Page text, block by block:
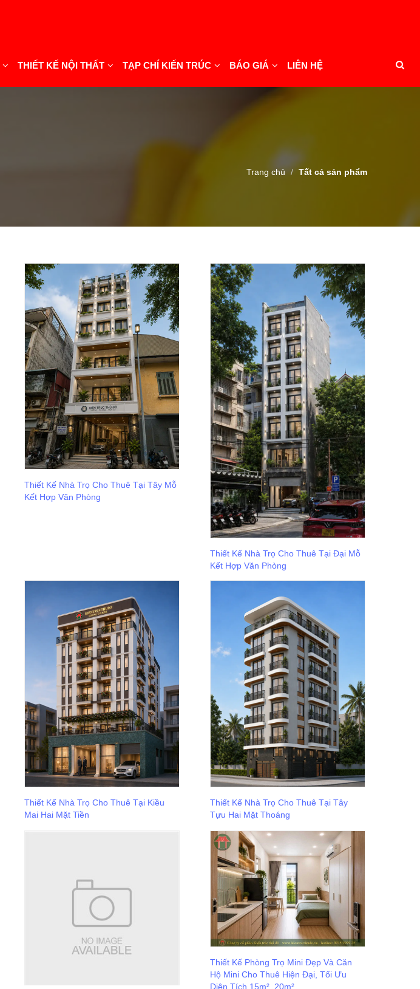
THIẾT KẾ NỘI THẤT TẠP CHÍ KIẾN TRÚC BÁO GIÁ LIÊN HỆ
Trang chủ Tất cả sản phẩm
Thiết Kế Nhà Trọ Cho Thuê Tại Tây Mỗ
Kết Hợp Văn Phòng
Thiết Kế Nhà Trọ Cho Thuê Tại Đại Mỗ
Kết Hợp Văn Phòng
Thiết Kế Nhà Trọ Cho Thuê Tại Kiều
Mai Hai Mặt Tiền
Thiết Kế Nhà Trọ Cho Thuê Tại Tây
Tựu Hai Mặt Thoáng
Thiết Kế Phòng Trọ Mini Đẹp Và Căn
Hộ Mini Cho Thuê Hiện Đại, Tối Ưu
Diện Tích 15m², 20m²